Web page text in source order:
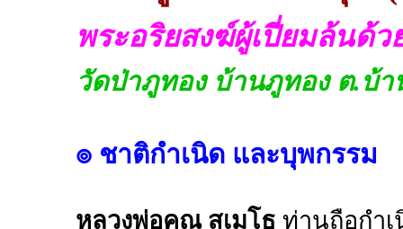
พระอริยสงฆ์ผู้เปี่ยมล้นด้ว
วัดป่าภูทอง บ้านภูทอง ต.บ้
๏ ชาติกำเนิด และบุพกรรม
หลวงพ่อคูณ สุเมโธ ท่านถือกำ